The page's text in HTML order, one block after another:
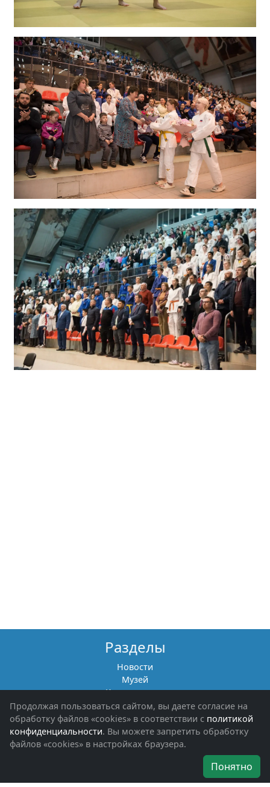
Разделы
Новости
Музей
Книги памяти
Фотоальбомы
Обращения граждан
Помощь участникам СВО и их семьям
Об организации
Продолжая пользоваться сайтом, вы даете согласие на
обработку файлов «cookies» в соответствии с политикой
конфиденциальности. Вы можете запретить обработку
файлов «cookies» в настройках браузера.
Понятно